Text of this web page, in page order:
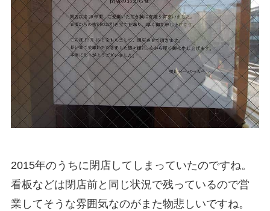
2015年のうちに閉店してしまっていたのですね。
看板などは閉店前と同じ状況で残っているので営
業してそうな雰囲気なのがまた物悲しいですね。